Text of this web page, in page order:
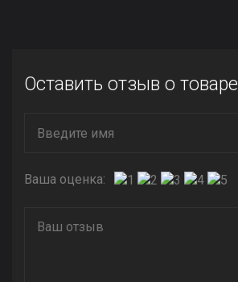
Оставить отзыв о товаре
Ваша оценка: